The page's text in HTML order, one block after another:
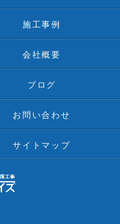
施工事例
会社概要
ブログ
お問い合わせ
サイトマップ